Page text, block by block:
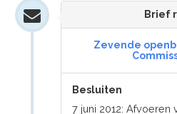
Brief
Zevende
Besluiten
7 juni 2012: Afvoeren